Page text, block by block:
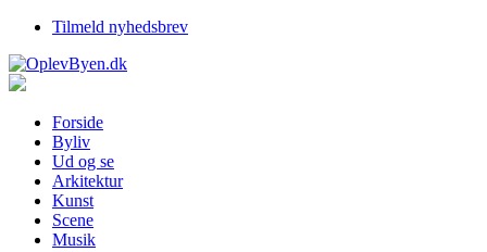
Tilmeld nyhedsbrev
Forside
Byliv
Ud og se
Arkitektur
Kunst
Scene
Musik